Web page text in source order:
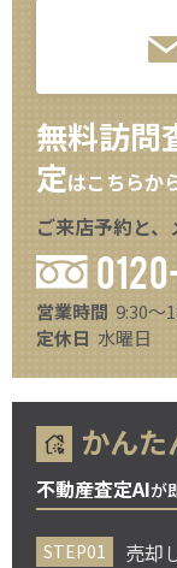
無料訪問
定はこちらか
ご来店予約と
営業時間 9:30～
定休日 水曜日
かん
不動産査定AIが
売却